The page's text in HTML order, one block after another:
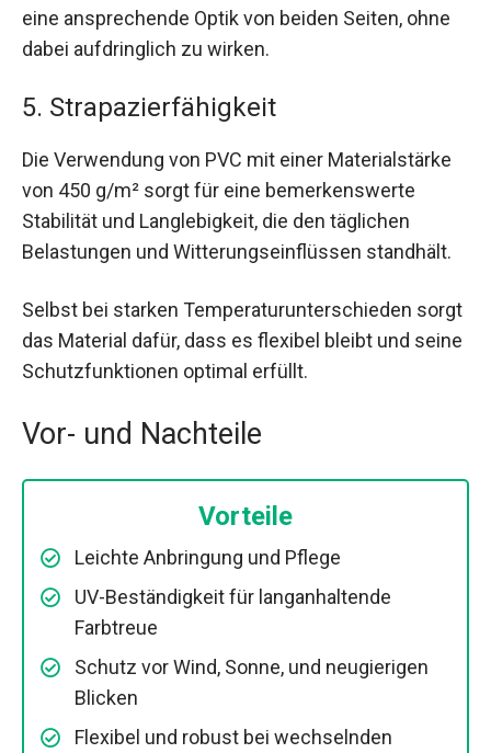
eine ansprechende Optik von beiden Seiten, ohne
dabei aufdringlich zu wirken.
5. Strapazierfähigkeit
Die Verwendung von PVC mit einer Materialstärke
von 450 g/m² sorgt für eine bemerkenswerte
Stabilität und Langlebigkeit, die den täglichen
Belastungen und Witterungseinflüssen standhält.
Selbst bei starken Temperaturunterschieden sorgt
das Material dafür, dass es flexibel bleibt und seine
Schutzfunktionen optimal erfüllt.
Vor- und Nachteile
Vorteile
Leichte Anbringung und Pflege
UV-Beständigkeit für langanhaltende
Farbtreue
Schutz vor Wind, Sonne, und neugierigen
Blicken
Flexibel und robust bei wechselnden